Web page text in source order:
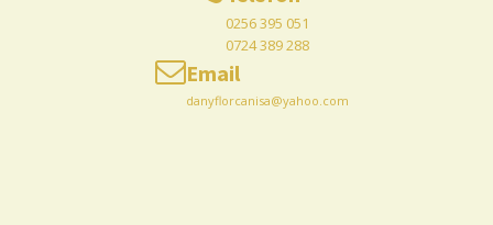
0256 395 051
0724 389 288
Email
danyflorcanisa@yahoo.com